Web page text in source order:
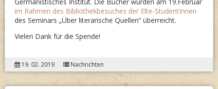
im Rahmen des Bibliothekbesuches der Elte-StudentInnen
des Seminars „Über literarische Quellen” überreicht.
Vielen Dank für die Spende!
19. 02. 2019 Nachrichten